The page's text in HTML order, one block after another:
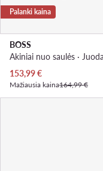
Palanki kaina
BOSS
Akiniai nuo saulės · Juoda
Dabartinė kaina
153,99€
Mažiausia kaina164,99 €